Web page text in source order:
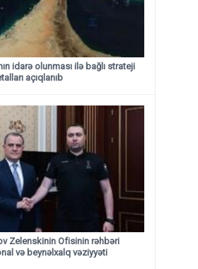
idarə olunması ilə bağlı strateji
açıqlanıb
Zelenskinin Ofisinin rəhbəri
və beynəlxalq vəziyyəti